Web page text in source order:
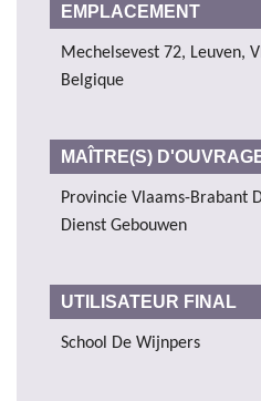
EMPLACEMENT
Mechelsevest 72, Leuven,
Belgique
MAÎTRE(S)
Provincie Vlaams-Brabant
Dienst Gebouwen
UTILISATEUR FINAL
School De Wijnpers